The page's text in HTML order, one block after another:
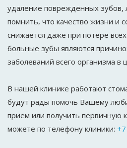
удаление поврежденных зубов,
помнить, что качество жизни и
снижается даже при потере
больные зубы являются
заболеваний всего организма в
В нашей клинике работают
будут рады помочь Вашему
прием или получить первичную
можете по телефону клиники: